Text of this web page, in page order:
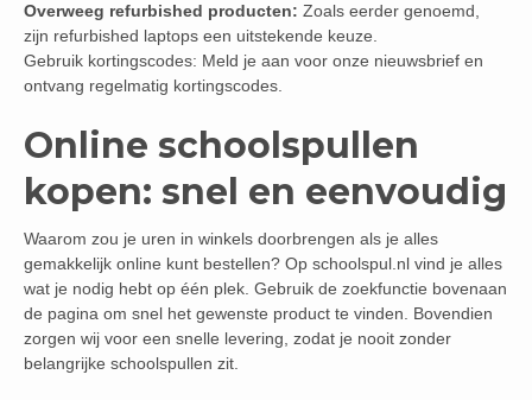
Overweeg refurbished producten: Zoals eerder genoemd,
zijn refurbished laptops een uitstekende keuze.
Gebruik kortingscodes: Meld je aan voor onze nieuwsbrief en
ontvang regelmatig kortingscodes.
Online schoolspullen
kopen: snel en eenvoudig
Waarom zou je uren in winkels doorbrengen als je alles
gemakkelijk online kunt bestellen? Op schoolspul.nl vind je alles
wat je nodig hebt op één plek. Gebruik de zoekfunctie bovenaan
de pagina om snel het gewenste product te vinden. Bovendien
zorgen wij voor een snelle levering, zodat je nooit zonder
belangrijke schoolspullen zit.